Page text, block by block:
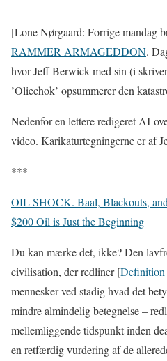
[Lone Nørgaard: Forrige mandag
RAMMER ARMAGEDDON.
hvor Jeff Berwick med sin (i
’Oliechok’ opsummerer den
Nedenfor en lettere redigeret AI-
video. Karikaturtegningerne er af
***
OIL SHOCK. Baal, Blackouts,
$200 Oil is Just the Beginning
Du kan mærke det, ikke? Den
civilisation, der redliner [Definition
mennesker ved stadig hvad det
mindre almindelig betegnelse –
mellemliggende tidspunkt inden
en retfærdig vurdering af de